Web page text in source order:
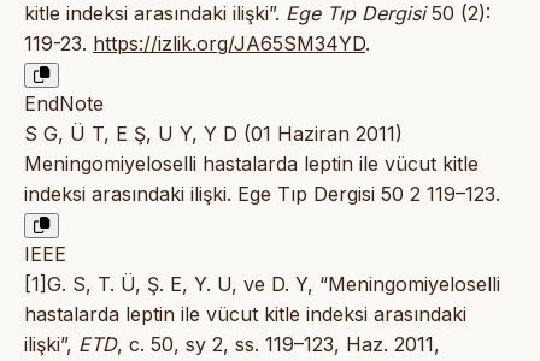
kitle indeksi arasındaki ilişki”. Ege Tıp Dergisi50 (2):
119-23. https://izlik.org/JA65SM34YD.
EndNote
S G, Ü T, E Ş, U Y, Y D (01 Haziran 2011)
Meningomiyeloselli hastalarda leptin ile vücut kitle
indeksi arasındaki ilişki. Ege Tıp Dergisi 50 2 119–123.
IEEE
[1]G. S, T. Ü, Ş. E, Y. U, ve D. Y, “Meningomiyeloselli
hastalarda leptin ile vücut kitle indeksi arasındaki
ilişki”, ETD, c. 50, sy 2, ss. 119–123, Haz. 2011,